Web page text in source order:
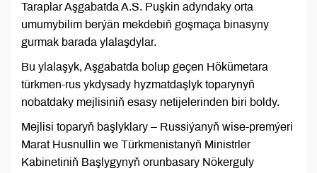
Taraplar Aşgabatda A.S. Puşkin adyndaky orta
umumybilim berýän mekdebiň goşmaça binasyny
gurmak barada ylalaşdylar.
Bu ylalaşyk, Aşgabatda bolup geçen Hökümetara
türkmen-rus ykdysady hyzmatdaşlyk toparynyň
nobatdaky mejlisiniň esasy netijelerinden biri boldy.
Mejlisi toparyň başlyklary – Russiýanyň wise-premýeri
Marat Husnullin we Türkmenistanyň Ministrler
Kabinetiniň Başlygynyň orunbasary Nökerguly